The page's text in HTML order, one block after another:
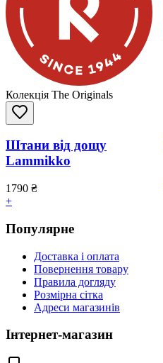
Колекція The Originals
Штани від дощу
Lammikko
1790 ₴
+
Популярне
Доставка і оплата
Повернення товару
Правила догляду
Розмірна сітка
Адреси магазинів
Інтернет-магазин